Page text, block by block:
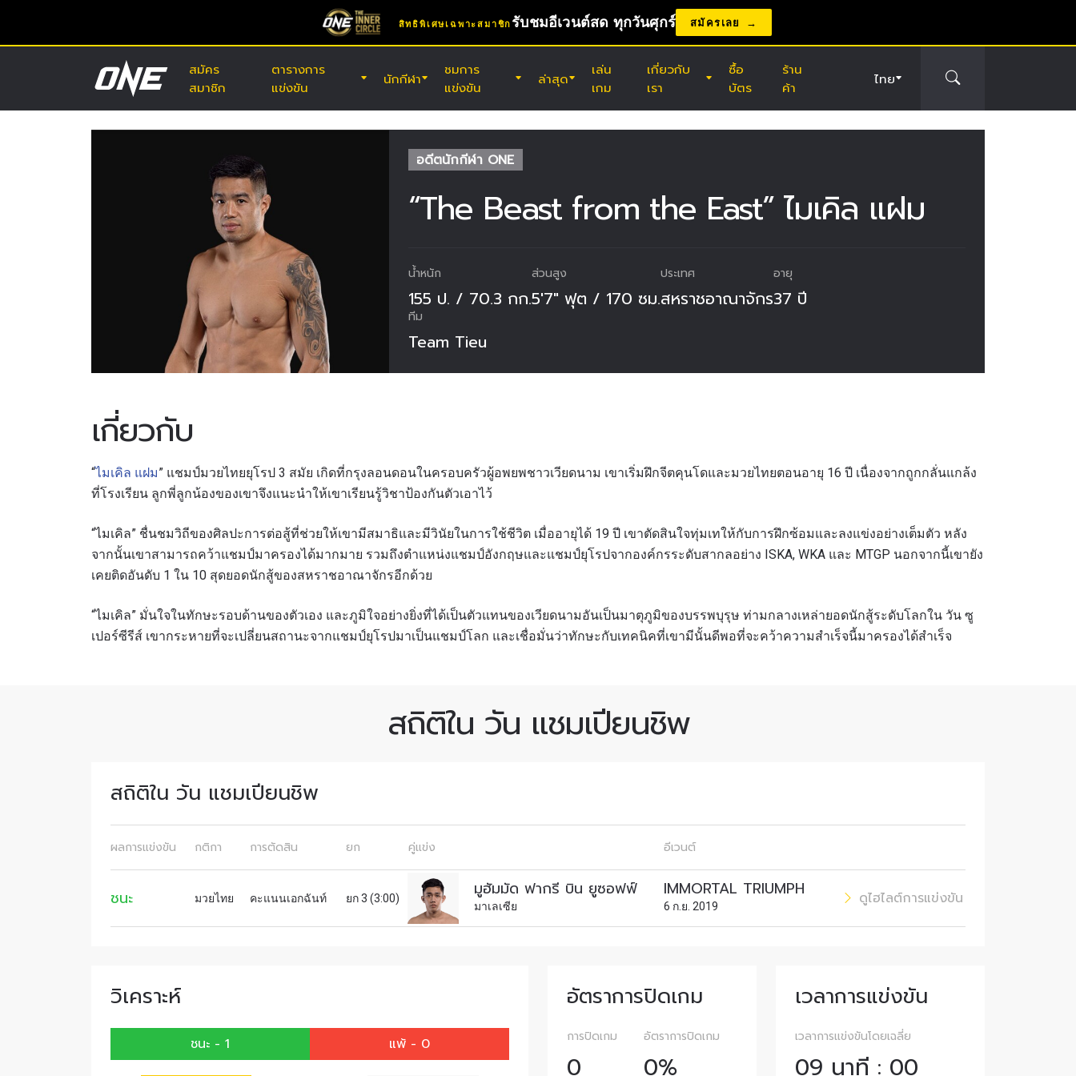
สิทธิพิเศษเฉพาะสมาชิก รับชมอีเวนต์สด ทุกวันศุกร์ สมัครเลย
สมัคร
สมาชิก
ตารางการ
แข่งขัน
ONE ลุมพินี 165 & The Inner Circle
(ส.) 8 ส.ค. 8:30 น. UTC
ONE ซามูไร 2
นักกีฬา
ชมการ
แข่งขัน
ล่าสุด
เล่น
เกม
เกี่ยวกับ
เรา
ซื้อ
บัตร
ร้าน
ค้า
ไทย
อดีตนักกีฬา ONE
“The Beast from the East” ไมเคิล แฝม
น้ำหนัก
155 ป. / 70.3 กก.
ส่วนสูง
5'7" ฟุต / 170 ซม.
ประเทศ
สหราชอาณาจักร
อายุ
37 ปี
ทีม
Team Tieu
เกี่ยวกับ
“ไมเคิล แฝม” แชมป์มวยไทยยุโรป 3 สมัย เกิดที่กรุงลอนดอนในครอบครัวผู้อพยพชาวเวียดนาม เขาเริ่มฝึกจีตคุนโดและมวยไทยตอนอายุ 16 ปี เนื่องจากถูกกลั่นแกล้ง
ที่โรงเรียน ลูกพี่ลูกน้องของเขาจึงแนะนำให้เขาเรียนรู้วิชาป้องกันตัวเอาไว้
“ไมเคิล” ชื่นชมวิถีของศิลปะการต่อสู้ที่ช่วยให้เขามีสมาธิและมีวินัยในการใช้ชีวิต เมื่ออายุได้ 19 ปี เขาตัดสินใจทุ่มเทให้กับการฝึกซ้อมและลงแข่งอย่างเต็มตัว หลัง
จากนั้นเขาสามารถคว้าแชมป์มาครองได้มากมาย รวมถึงตำแหน่งแชมป์อังกฤษและแชมป์ยุโรปจากองค์กรระดับสากลอย่าง ISKA, WKA และ MTGP นอกจากนี้เขายัง
เคยติดอันดับ 1 ใน 10 สุดยอดนักสู้ของสหราชอาณาจักรอีกด้วย
“ไมเคิล” มั่นใจในทักษะรอบด้านของตัวเอง และภูมิใจอย่างยิ่งที่ได้เป็นตัวแทนของเวียดนามอันเป็นมาตุภูมิของบรรพบุรุษ ท่ามกลางเหล่ายอดนักสู้ระดับโลกใน วัน ซู
เปอร์ซีรีส์ เขากระหายที่จะเปลี่ยนสถานะจากแชมป์ยุโรปมาเป็นแชมป์โลก และเชื่อมั่นว่าทักษะกับเทคนิคที่เขามีนั้นดีพอที่จะคว้าความสำเร็จนี้มาครองได้สำเร็จ
สถิติใน วัน แชมเปียนชิพ
สถิติใน วัน แชมเปียนชิพ
ผลการแข่งขัน กติกา การตัดสิน ยก คู่แข่ง อีเวนต์
ชนะ มวยไทย คะแนนเอกฉันท์ ยก 3 (3:00) มูฮัมมัด ฟากรี บิน ยูซอฟฟ์
มาเลเซีย
IMMORTAL TRIUMPH
6 ก.ย. 2019 ดูไฮไลต์การแข่งขัน
วิเคราะห์
ชนะ - 1 แพ้ - 0
อัตราการปิดเกม
การปิดเกม
0
อัตราการปิดเกม
0%
เวลาการแข่งขัน
เวลาการแข่งขันโดยเฉลี่ย
09 นาที : 00
ดูไฮไลต์การแข่งขัน
ก่อนใคร รวมทั้งข้อเสนอและสิทธิพิเศษในการเลือกที่นั่งที่ดีที่สุดในสนาม
สมัคร
การส่งแบบฟอร์มนี้ถือว่าท่านให้ความยินยอมให้เรารวบรวม ใช้งาน และเปิด